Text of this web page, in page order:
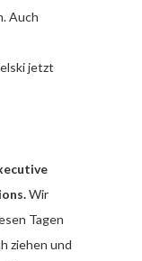
Auch
jetzt
Wir
Tagen
ziehen und